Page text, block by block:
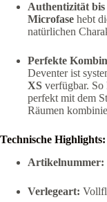
Authentizität bis
Microfase hebt
natürlichen
Perfekte
Deventer ist
XS verfügbar.
perfekt mit dem
Räumen
Technische Highlights:
Artikelnummer:
Verlegeart: